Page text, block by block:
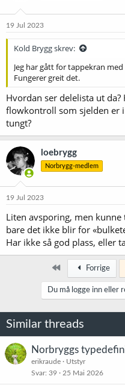
19 Jul 2023
Kold Brygg skrev:
Jeg har gått for tappekran
Fungerer greit det.
Hvordan ser delelista ut
flowkontroll som sjelden er
tungt?
loebrygg
Norbrygg-medlem
19 Jul 2023
Liten avsporing, men
bare det ikke blir for
Har ikke så god plass, eller
Først Forrige
Du må logge inn eller
Similar threads
Norbryggs
erikraude
Utstyr
Svar 39 25 Mai 2026